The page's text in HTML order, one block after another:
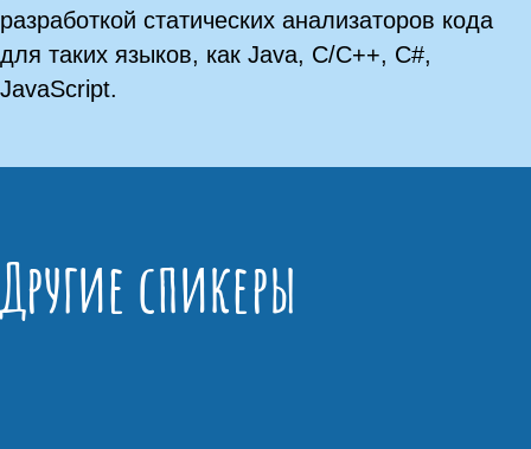
разработкой статических анализаторов кода
для таких языков, как Java, C/C++, C#,
JavaScript.
Другие спикеры